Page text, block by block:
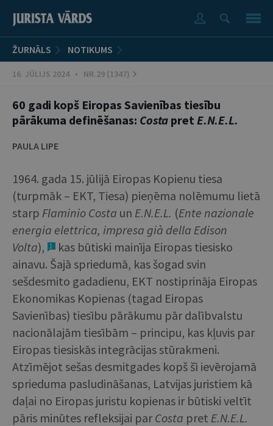
ŽURNĀLS NOTIKUMS
16. JŪLIJS 2024 • NR.29 (1347)
60 gadi kopš Eiropas Savienības tiesību
pārākuma definēšanas: Costa pret E.N.E.L.
PAULA LIPE
1964. gada 15. jūlijā Eiropas Kopienu tiesa
(turpmāk – EKT, Tiesa) pieņēma nolēmumu lietā
starp Flaminio Costa un E.N.E.L. (Ente nazionale
energia elettrica, impresa già della Edison
Volta), 1
kas būtiski mainīja Eiropas tiesisko
ainavu. Šajā spriedumā, kas šogad svin
sešdesmito gadadienu, EKT nostiprināja Eiropas
Ekonomikas Kopienas (tagad Eiropas
Savienības) tiesību pārākumu pār dalībvalstu
nacionālajām tiesībām – principu, kas kļuvis par
Eiropas tiesiskās integrācijas stūrakmeni.
Atzīmējot sešas desmitgades kopš šī ievērojamā
sprieduma pasludināšanas, Latvijas juristiem kā
daļai no Eiropas juristu kopienas ir būtiski veltīt
pāris minūtes refleksijai parCosta pret E.N.E.L.